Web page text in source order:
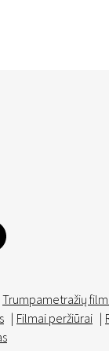
Trumpametražių
| Filmai peržiūrai |